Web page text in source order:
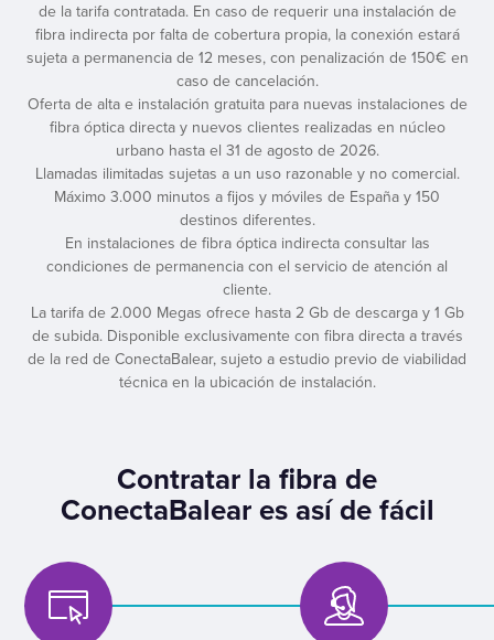
de la tarifa contratada. En caso de requerir una instalación de
fibra indirecta por falta de cobertura propia, la conexión estará
sujeta a permanencia de 12 meses, con penalización de 150€ en
caso de cancelación.
Oferta de alta e instalación gratuita para nuevas instalaciones de
fibra óptica directa y nuevos clientes realizadas en núcleo
urbano hasta el 31 de agosto de 2026.
Llamadas ilimitadas sujetas a un uso razonable y no comercial.
Máximo 3.000 minutos a fijos y móviles de España y 150
destinos diferentes.
En instalaciones de fibra óptica indirecta consultar las
condiciones de permanencia con el servicio de atención al
cliente.
La tarifa de 2.000 Megas ofrece hasta 2 Gb de descarga y 1 Gb
de subida. Disponible exclusivamente con fibra directa a través
de la red de ConectaBalear, sujeto a estudio previo de viabilidad
técnica en la ubicación de instalación.
Contratar la fibra de
ConectaBalear es así de fácil